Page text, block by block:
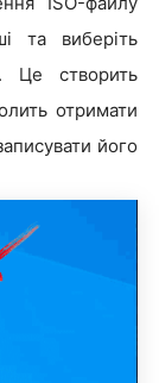
та виберіть
Це створить
отримати
його